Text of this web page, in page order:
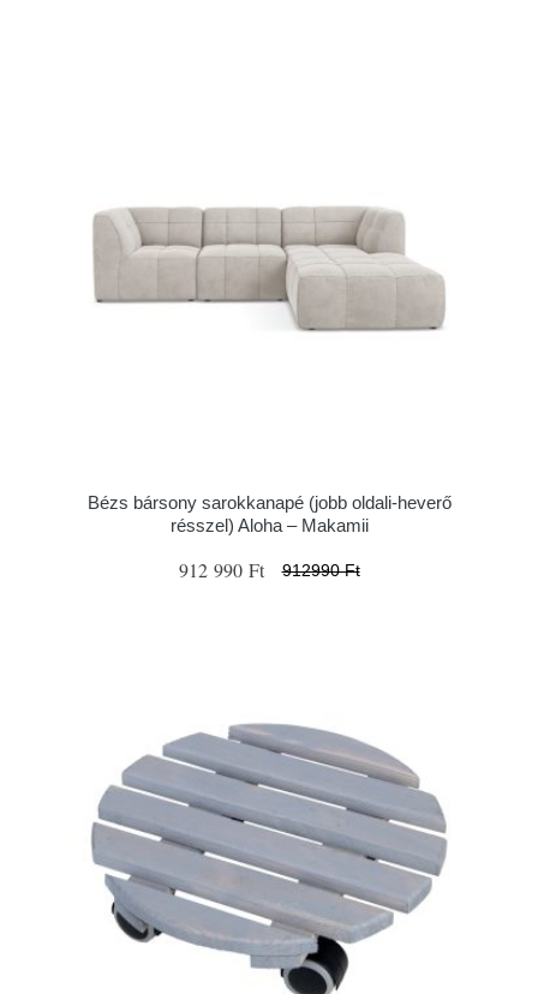
Bézs bársony sarokkanapé (jobb oldali-heverő
résszel) Aloha – Makamii
912 990 Ft 912990 Ft